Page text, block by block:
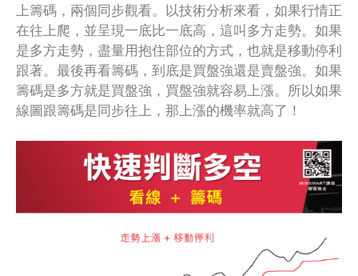
上籌碼，兩個同步觀看。以技術分析來看，如果行情正
在往上爬，並呈現一底比一底高，這叫多方走勢。如果
是多方走勢，盡量用抱住部位的方式，也就是移動停利
跟著。最後再看籌碼，到底是買盤強還是賣盤強。如果
籌碼是多方就是買盤強，買盤強就容易上漲。所以如果
線圖跟籌碼是同步往上，那上漲的機率就高了！